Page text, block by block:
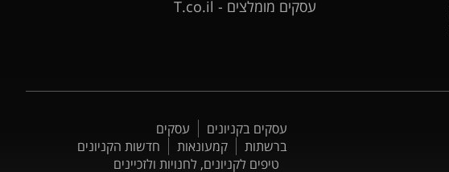
עסקים מומלצים - T.co.il
עסקים בקניונים
עסקים
ברשתות
קמעונאות
חדשות הקניונים
טיפים לקניונים, לחנויות ולזכיינים